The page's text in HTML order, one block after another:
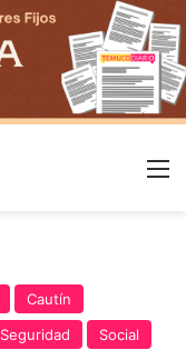
Cautín
Seguridad
Social